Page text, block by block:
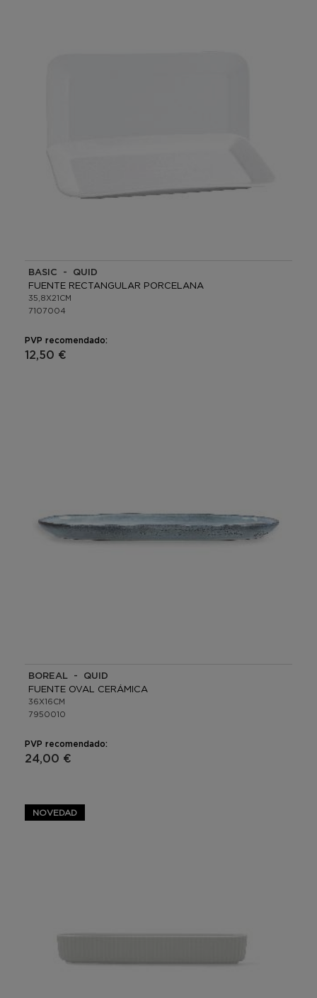
BASIC - QUID
FUENTE RECTANGULAR PORCELANA
35,8X21CM
7107004
PVP recomendado:
12,50 €
BOREAL - QUID
FUENTE OVAL CERÁMICA
36X16CM
7950010
PVP recomendado:
24,00 €
NOVEDAD